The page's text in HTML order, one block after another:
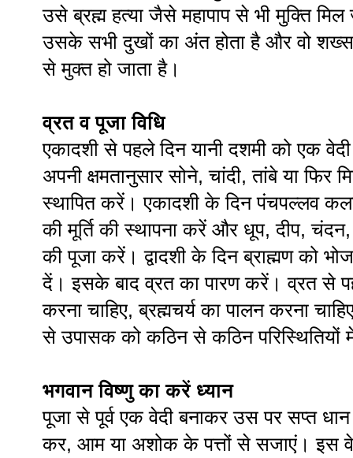
उसे ब्रह्म हत्या जैसे महापाप से भी मुक्ति
उसके सभी दुखों का अंत होता है और वो
से मुक्त हो जाता है।
व्रत व पूजा विधि
एकादशी से पहले दिन यानी दशमी को एक
अपनी क्षमतानुसार सोने, चांदी, तांबे या
स्थापित करें। एकादशी के दिन पंचपल्लव
की मूर्ति की स्थापना करें और धूप, दीप,
की पूजा करें। द्वादशी के दिन ब्राह्मण को
दें। इसके बाद व्रत का पारण करें। व्रत से
करना चाहिए, ब्रह्मचर्य का पालन करना
से उपासक को कठिन से कठिन परिस्थितियों में
भगवान विष्णु का करें ध्यान
पूजा से पूर्व एक वेदी बनाकर उस पर सप्त
कर, आम या अशोक के पत्तों से सजाएं। इस वेदी